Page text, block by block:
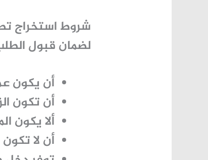
شروط استخراج
لضمان قبول
أن يكون
أن تكون
ألا يكون
أن لا